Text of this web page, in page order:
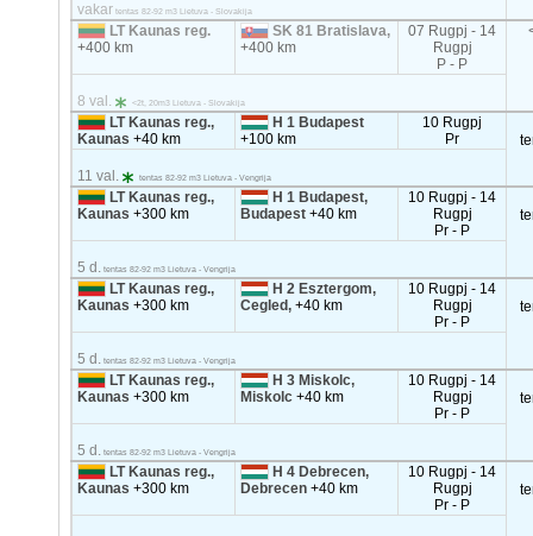
vakar tentas 82-92 m3 Lietuva - Slovakija
LT Kaunas reg.
+400 km
SK 81 Bratislava,
+400 km
07 Rugpj - 14
Rugpj
P - P
8 val. <2t, 20m3 Lietuva - Slovakija
LT Kaunas reg.,
Kaunas+40 km
H 1 Budapest
+100 km
10 Rugpj
Pr
11 val. tentas 82-92 m3 Lietuva - Vengrija
LT Kaunas reg.,
Kaunas+300 km
H 1 Budapest,
Budapest+40 km
10 Rugpj - 14
Rugpj
Pr - P
5 d. tentas 82-92 m3 Lietuva - Vengrija
LT Kaunas reg.,
Kaunas+300 km
H 2 Esztergom,
Cegled,+40 km
10 Rugpj - 14
Rugpj
Pr - P
5 d. tentas 82-92 m3 Lietuva - Vengrija
LT Kaunas reg.,
Kaunas+300 km
H 3 Miskolc,
Miskolc+40 km
10 Rugpj - 14
Rugpj
Pr - P
5 d. tentas 82-92 m3 Lietuva - Vengrija
LT Kaunas reg.,
Kaunas+300 km
H 4 Debrecen,
Debrecen+40 km
10 Rugpj - 14
Rugpj
Pr - P